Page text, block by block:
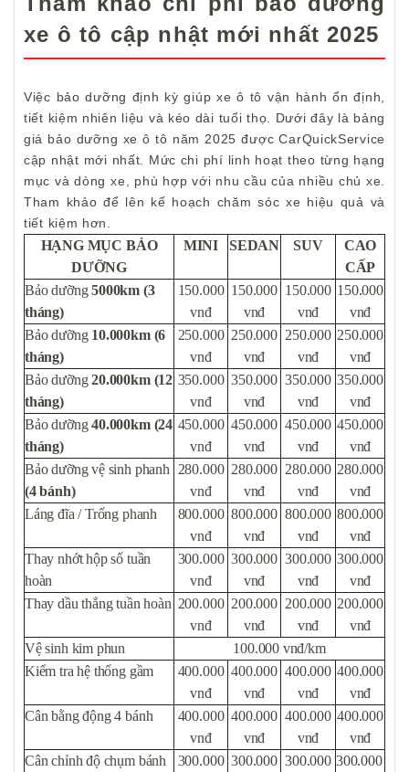
xe ô tô cập nhật mới nhất 2025
Việc bảo dưỡng định kỳ giúp xe ô tô vận hành ổn định,
tiết kiệm nhiên liệu và kéo dài tuổi thọ. Dưới đây là bảng
giá bảo dưỡng xe ô tô năm 2025 được CarQuickService
cập nhật mới nhất. Mức chi phí linh hoạt theo từng hạng
mục và dòng xe, phù hợp với nhu cầu của nhiều chủ xe.
Tham khảo để lên kế hoạch chăm sóc xe hiệu quả và
tiết kiệm hơn.
HẠNG MỤC BẢO
DƯỠNG
MINI SEDAN SUV
CAO
CẤP
Bảo dưỡng5000km (3
tháng)
150.000
vnđ
150.000
vnđ
150.000
vnđ
150.000
vnđ
Bảo dưỡng 10.000km (6
tháng)
250.000
vnđ
250.000
vnđ
250.000
vnđ
250.000
vnđ
Bảo dưỡng20.000km (12
tháng)
350.000
vnđ
350.000
vnđ
350.000
vnđ
350.000
vnđ
Bảo dưỡng40.000km (24
tháng)
450.000
vnđ
450.000
vnđ
450.000
vnđ
450.000
vnđ
Bảo dưỡng vệ sinh phanh
(4 bánh)
280.000
vnđ
280.000
vnđ
280.000
vnđ
280.000
vnđ
Láng đĩa / Trống phanh
800.000
vnđ
800.000
vnđ
800.000
vnđ
800.000
vnđ
Thay nhớt hộp số tuần
hoàn
300.000
vnđ
300.000
vnđ
300.000
vnđ
300.000
vnđ
Thay dầu thắng tuần hoàn 200.000
vnđ
200.000
vnđ
200.000
vnđ
200.000
vnđ
Vệ sinh kim phun
100.000 vnđ/km
Kiểm tra hệ thống gầm
400.000
vnđ
400.000
vnđ
400.000
vnđ
400.000
vnđ
Cân bằng động 4 bánh
400.000
vnđ
400.000
vnđ
400.000
vnđ
400.000
vnđ
Cân chỉnh độ chụm bánh
300.000 300.000 300.000 300.000